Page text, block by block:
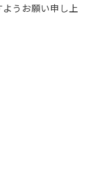
うお願い申し上